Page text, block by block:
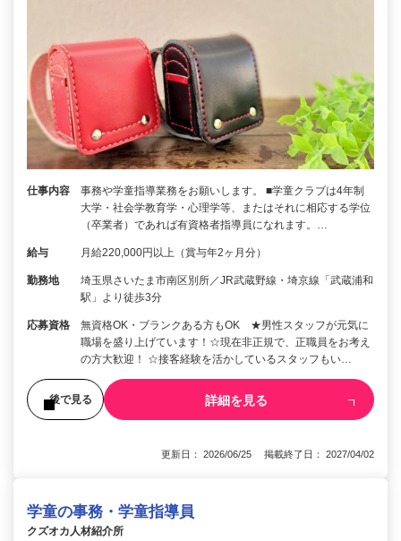
仕事内容
事務や学童指導業務をお願いします。 ■学童クラブは4年制
大学・社会学教育学・心理学等、またはそれに相応する学位
（卒業者）であれば有資格者指導員になれます。…
給与 月給220,000円以上（賞与年2ヶ月分）
勤務地
埼玉県さいたま市南区別所／JR武蔵野線・埼京線「武蔵浦和
駅」より徒歩3分
応募資格
無資格OK・ブランクある方もOK ★男性スタッフが元気に
職場を盛り上げています！☆現在非正規で、正職員をお考え
の方大歓迎！ ☆接客経験を活かしているスタッフもい…
後で見る 詳細を見る
更新日： 2026/06/25 掲載終了日： 2027/04/02
学童の事務・学童指導員
クズオカ人材紹介所